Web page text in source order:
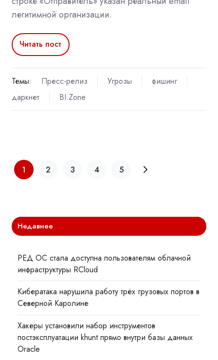
легитимной организации.
Читать пост
Темы: Пресс-релиз Угрозы
фишинг
даркнет
BI.Zone
1 2 3 4 5
Недавнее
РЕД ОС стала доступна пользователям облачной
инфраструктуры RCloud
Кибератака нарушила работу трёх грузовых портов в
Северной Каролине
Хакеры установили набор инструментов
постэксплуатации khunt прямо внутри базы данных
Oracle